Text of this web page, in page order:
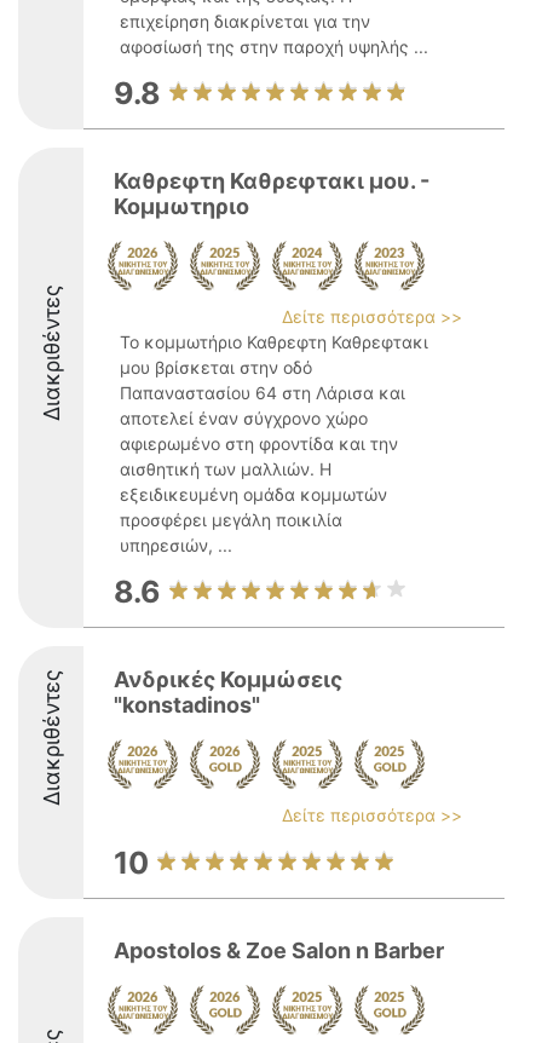
επιχείρηση διακρίνεται για την
αφοσίωσή της στην παροχή υψηλής ...
9.8
Διακριθέντες
Καθρεφτη Καθρεφτακι μου. -
Κομμωτηριο
Δείτε περισσότερα >>
Το κομμωτήριο Καθρεφτη Καθρεφτακι
μου βρίσκεται στην οδό
Παπαναστασίου 64 στη Λάρισα και
αποτελεί έναν σύγχρονο χώρο
αφιερωμένο στη φροντίδα και την
αισθητική των μαλλιών. Η
εξειδικευμένη ομάδα κομμωτών
προσφέρει μεγάλη ποικιλία
υπηρεσιών, ...
8.6
Διακριθέντες
Ανδρικές Κομμώσεις
"konstadinos"
Δείτε περισσότερα >>
10
Apostolos & Zoe Salon n Barber